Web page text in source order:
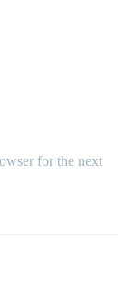
for the next